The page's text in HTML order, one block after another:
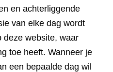
andere
website)
en achterliggende
van elke dag wordt
deze website, waar
toe heeft. Wanneer je
een bepaalde dag wil